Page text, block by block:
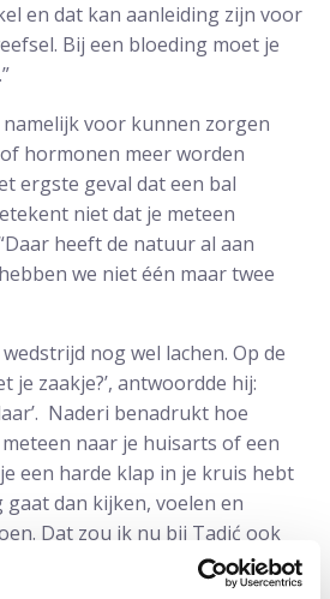
en dat kan aanleiding zijn voor
Bij een bloeding moet je
voor kunnen zorgen
hormonen meer worden
ergste geval dat een bal
niet dat je meteen
heeft de natuur al aan
we niet één maar twee
nog wel lachen. Op de
je zaakje?’, antwoordde hij:
Naderi benadrukt hoe
naar je huisarts of een
een harde klap in je kruis hebt
gaat dan kijken, voelen en
Dat zou ik nu bij Tadić ook
arts was.’